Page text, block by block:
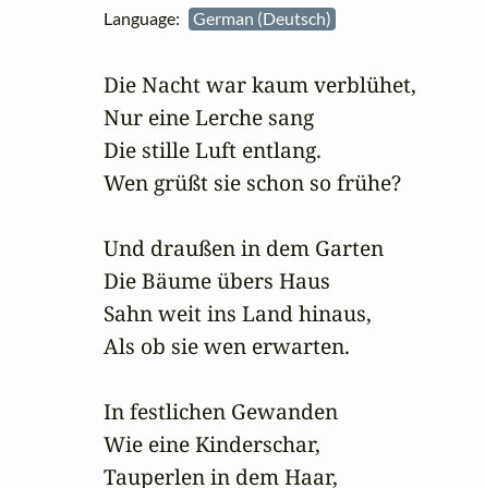
Language: German (Deutsch)
Die Nacht war kaum verblühet,
Nur eine Lerche sang
Die stille Luft entlang.
Wen grüßt sie schon so frühe?
Und draußen in dem Garten
Die Bäume übers Haus
Sahn weit ins Land hinaus,
Als ob sie wen erwarten.
In festlichen Gewanden
Wie eine Kinderschar,
Tauperlen in dem Haar,